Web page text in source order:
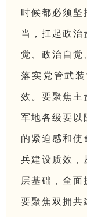
时候都必须坚
当，扛起政治
觉、政治自觉
落实党管武
效。要聚焦主
军地各级要以
的紧迫感和使
兵建设质效，
层基础，全面
要聚焦双拥共